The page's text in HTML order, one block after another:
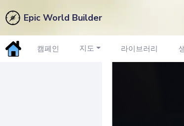
Epic World Builder
캠페인 지도 라이브러리